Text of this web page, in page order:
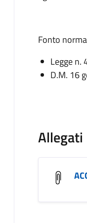
Fonto
Legge n.
D.M. 16
Allegati